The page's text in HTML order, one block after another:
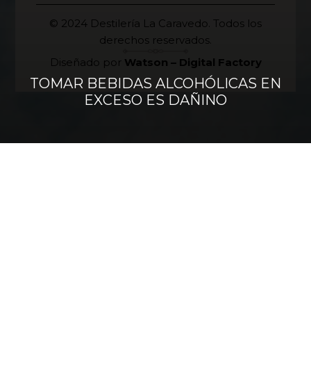
© 2024 Destilería La Caravedo. Todos los
derechos reservados.
Diseñado por Watson – Digital Factory
TOMAR BEBIDAS ALCOHÓLICAS EN
EXCESO ES DAÑINO